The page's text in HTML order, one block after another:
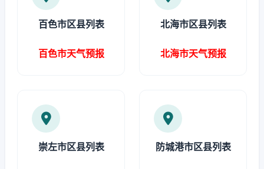
百色市区县列表
百色市天气预报
北海市区县列表
北海市天气预报
崇左市区县列表 防城港市区县列表